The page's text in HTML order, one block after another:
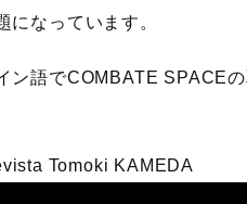
になっています。
ン語でCOMBATE SPACE
Tomoki KAMEDA